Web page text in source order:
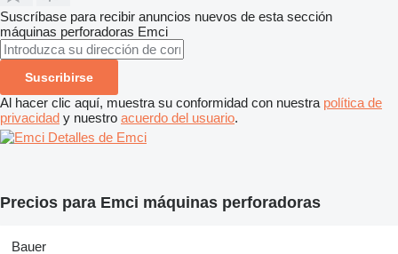
Suscríbase para recibir anuncios nuevos de esta sección
máquinas perforadoras Emci
Suscribirse
Al hacer clic aquí, muestra su conformidad con nuestra política de
privacidad y nuestro acuerdo del usuario.
Detalles de Emci
Precios para Emci máquinas perforadoras
Bauer